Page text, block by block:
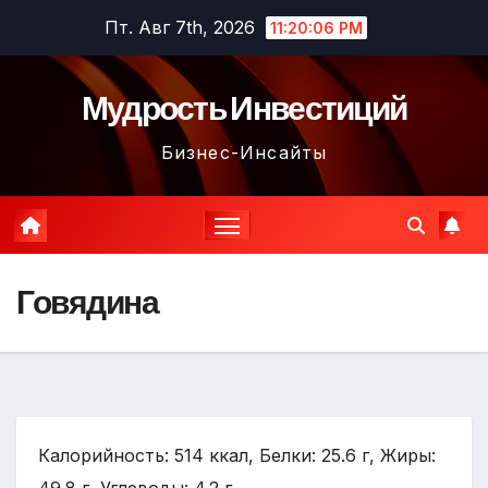
содержимому
Пт. Авг 7th, 2026 11:20:07 PM
Мудрость Инвестиций
Бизнес-Инсайты
Говядина
Калорийность: 514 ккал, Белки: 25.6 г, Жиры: